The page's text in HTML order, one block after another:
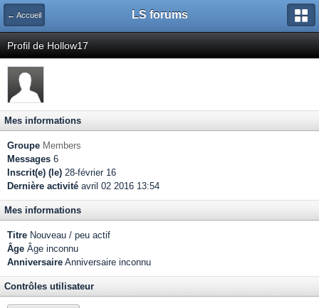
← Accueil LS forums
Profil de Hollow17
Mes informations
Groupe Members
Messages 6
Inscrit(e) (le) 28-février 16
Dernière activité avril 02 2016 13:54
Mes informations
Titre Nouveau / peu actif
Âge Âge inconnu
Anniversaire Anniversaire inconnu
Contrôles utilisateur